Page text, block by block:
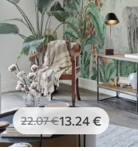
22.07€13.24€